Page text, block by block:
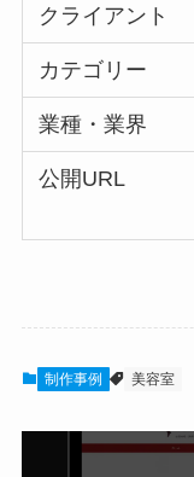
クライアント
カテゴリー
業種・業界
公開URL
制作事例 美容室